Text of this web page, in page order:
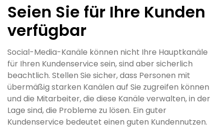
Seien Sie für Ihre Kunden
verfügbar
Social-Media-Kanäle können nicht Ihre Hauptkanäle
für Ihren Kundenservice sein, sind aber sicherlich
beachtlich. Stellen Sie sicher, dass Personen mit
übermäßig starken Kanälen auf Sie zugreifen können
und die Mitarbeiter, die diese Kanäle verwalten, in der
Lage sind, die Probleme zu lösen. Ein guter
Kundenservice bedeutet einen guten Kundennutzen.